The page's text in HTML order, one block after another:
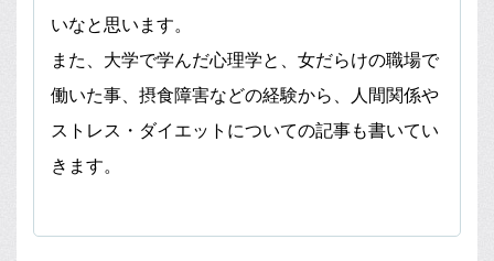
いなと思います。
また、大学で学んだ心理学と、女だらけの職場で
働いた事、摂食障害などの経験から、人間関係や
ストレス・ダイエットについての記事も書いてい
きます。